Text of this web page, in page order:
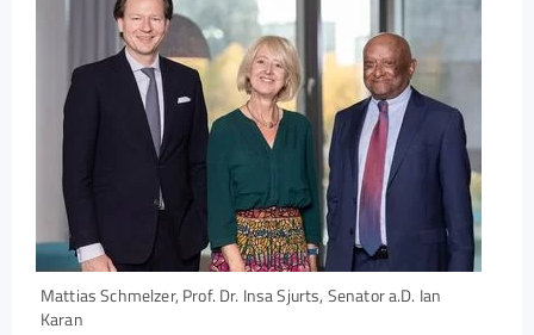
Mattias Schmelzer, Prof. Dr. Insa Sjurts, Senator a.D. Ian
Karan